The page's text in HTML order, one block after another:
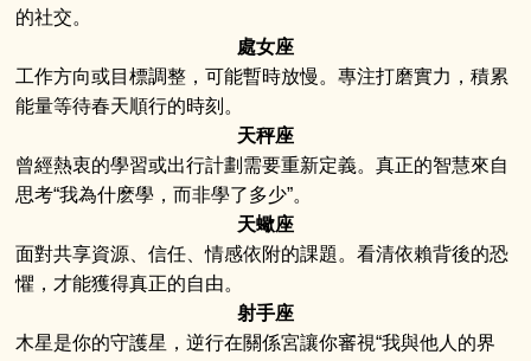
的社交。
處女座
工作方向或目標調整，可能暫時放慢。專注打磨實力，積累
能量等待春天順行的時刻。
天秤座
曾經熱衷的學習或出行計劃需要重新定義。真正的智慧來自
思考“我為什麽學，而非學了多少”。
天蠍座
面對共享資源、信任、情感依附的課題。看清依賴背後的恐
懼，才能獲得真正的自由。
射手座
木星是你的守護星，逆行在關係宮讓你審視“我與他人的界